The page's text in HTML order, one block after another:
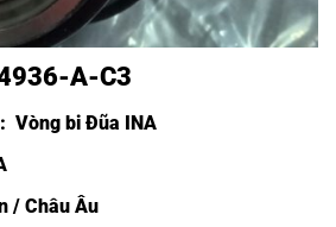
A-C3
Vòng bi Đũa INA
/ Châu Âu